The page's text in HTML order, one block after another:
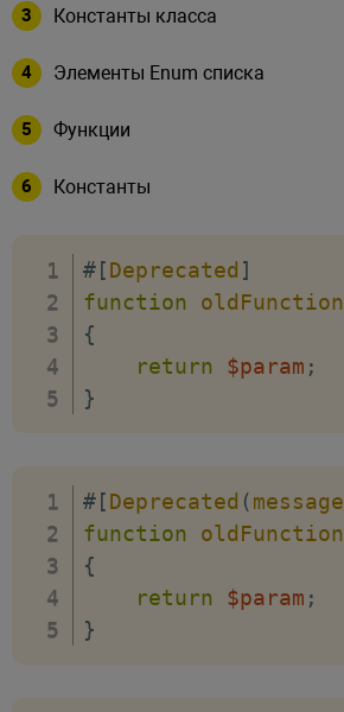
Константы класса
Элементы Enum списка
Функции
Константы
#[Deprecated ]
function
oldFunction
{
return
$param ;
}
#[Deprecated (message
function
oldFunction
{
return
$param ;
}